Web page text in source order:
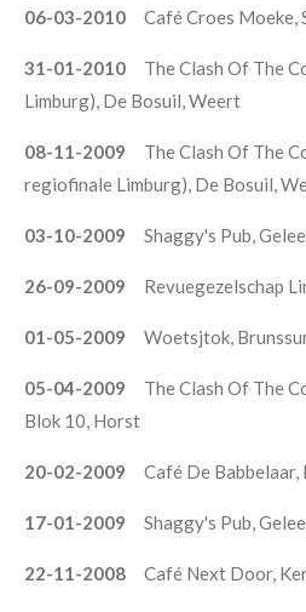
06-03-2010 Café Croes Moeke,
31-01-2010 The Clash Of The
Limburg), De Bosuil, Weert
08-11-2009 The Clash Of The
regiofinale Limburg), De Bosuil,
03-10-2009 Shaggy's Pub,
26-09-2009 Revuegezelschap
01-05-2009 Woetsjtok,
05-04-2009 The Clash Of The
Blok 10, Horst
20-02-2009 Café De
17-01-2009 Shaggy's Pub,
22-11-2008 Café Next Door,